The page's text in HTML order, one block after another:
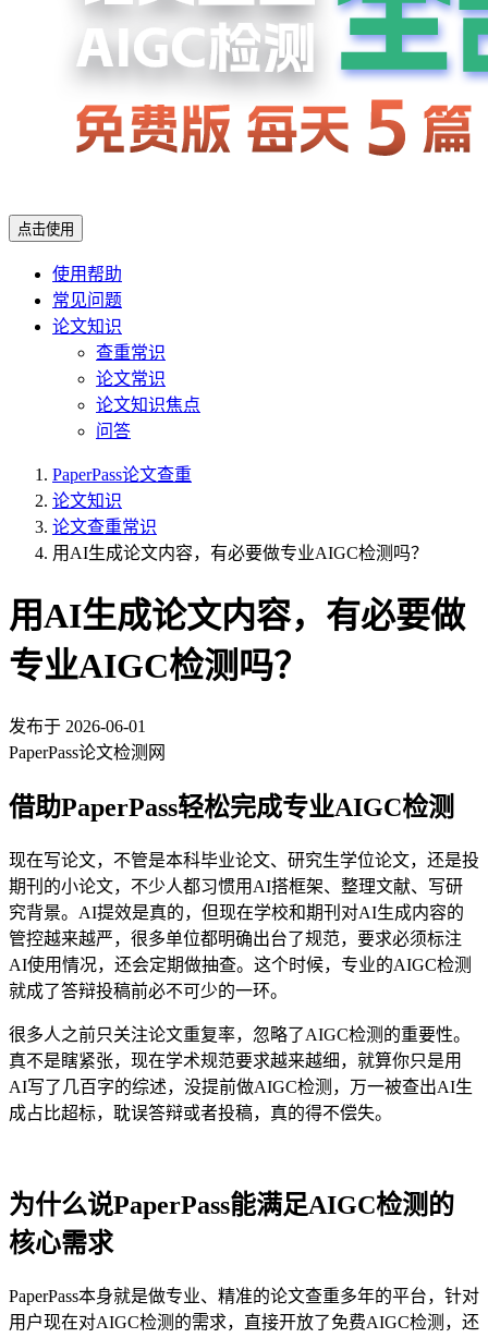
点击使用
使用帮助
常见问题
论文知识
查重常识
论文常识
论文知识焦点
问答
PaperPass论文查重
论文知识
论文查重常识
用AI生成论文内容，有必要做专业AIGC检测吗？
用AI生成论文内容，有必要做
专业AIGC检测吗？
发布于 2026-06-01
PaperPass论文检测网
借助PaperPass轻松完成专业AIGC检测
现在写论文，不管是本科毕业论文、研究生学位论文，还是投
期刊的小论文，不少人都习惯用AI搭框架、整理文献、写研
究背景。AI提效是真的，但现在学校和期刊对AI生成内容的
管控越来越严，很多单位都明确出台了规范，要求必须标注
AI使用情况，还会定期做抽查。这个时候，专业的AIGC检测
就成了答辩投稿前必不可少的一环。
很多人之前只关注论文重复率，忽略了AIGC检测的重要性。
真不是瞎紧张，现在学术规范要求越来越细，就算你只是用
AI写了几百字的综述，没提前做AIGC检测，万一被查出AI生
成占比超标，耽误答辩或者投稿，真的得不偿失。
为什么说PaperPass能满足AIGC检测的
核心需求
PaperPass本身就是做专业、精准的论文查重多年的平台，针对
用户现在对AIGC检测的需求，直接开放了免费AIGC检测，还